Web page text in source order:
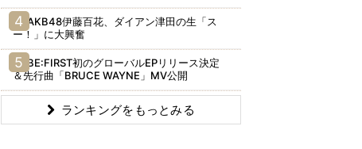
AKB48伊藤百花、ダイアン津田の生「ス
ー！」に大興奮
BE:FIRST初のグローバルEPリリース決定
＆先行曲「BRUCE WAYNE」MV公開
ランキングをもっとみる